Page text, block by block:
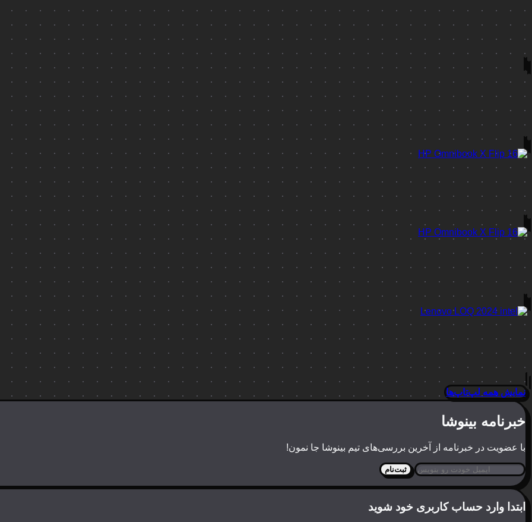
نمایش همه لپ‌تاپ‌ها
خبرنامه بینوشا
با عضویت در خبرنامه از آخرین بررسی‌های تیم بینوشا جا نمون!
ثبت‌نام
ابتدا وارد حساب کاربری خود شوید